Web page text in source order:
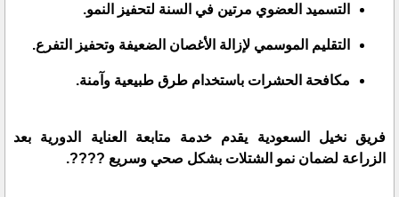
التسميد العضوي مرتين في السنة لتحفيز النمو.
التقليم الموسمي لإزالة الأغصان الضعيفة وتحفيز التفرع.
مكافحة الحشرات باستخدام طرق طبيعية وآمنة.
فريق نخيل السعودية يقدم خدمة متابعة العناية الدورية بعد
الزراعة لضمان نمو الشتلات بشكل صحي وسريع ????.